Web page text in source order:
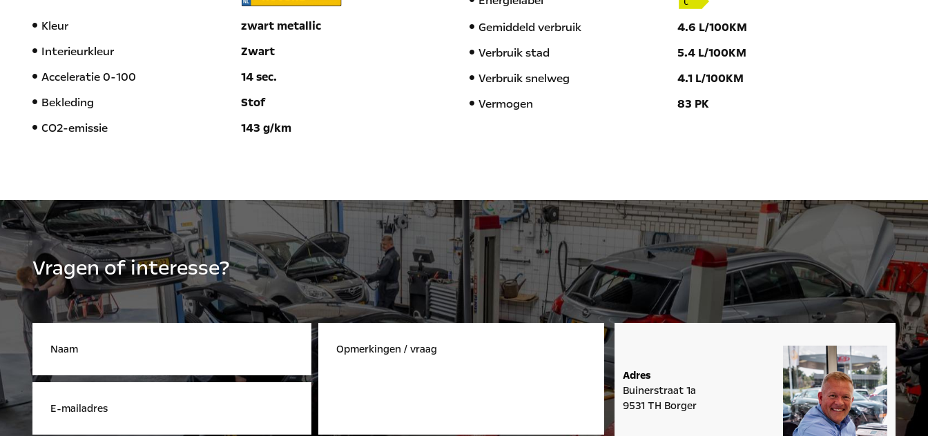
Kleur
zwart metallic
Interieurkleur
Zwart
Acceleratie 0-100
14 sec.
Bekleding
Stof
CO2-emissie
143 g/km
Gemiddeld verbruik
4.6 L/100KM
Verbruik stad
5.4 L/100KM
Verbruik snelweg
4.1 L/100KM
Vermogen
83 PK
Vragen of interesse?
Adres
Buinerstraat 1a
9531 TH Borger